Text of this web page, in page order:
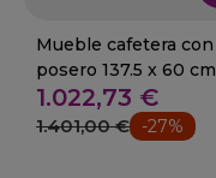
Mueble cafetera con
posero 137.5 x 60 cm
13-MCC140
1.022,73 €
1.401,00 € -27%